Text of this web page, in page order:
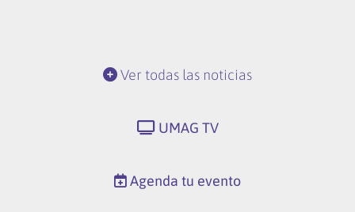
Ver todas las noticias
UMAG TV
Agenda tu evento